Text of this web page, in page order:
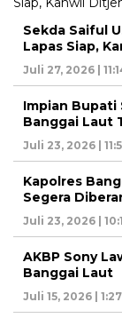
Sekda Saiful
Lapas Siap,
Juli 27, 2026 |
Impian Bupati
Banggai Laut
Juli 23, 2026 |
Kapolres
Segera
Juli 23, 2026 |
AKBP Sony
Banggai Laut
Juli 15, 2026 |